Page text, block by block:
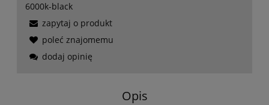
6000k-black
zapytaj o produkt
poleć znajomemu
dodaj opinię
Opis